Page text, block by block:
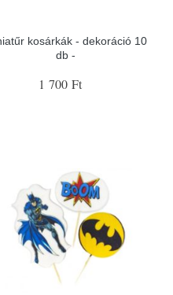
kosárkák - dekoráció 10
db -
1 700 Ft